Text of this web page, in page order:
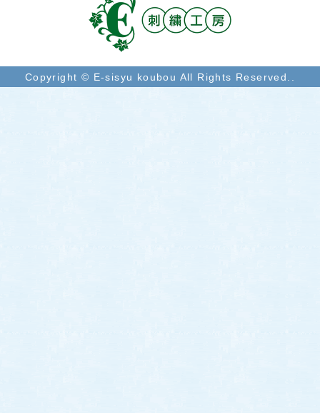
Copyright © E-sisyu koubou All Rights Reserved..